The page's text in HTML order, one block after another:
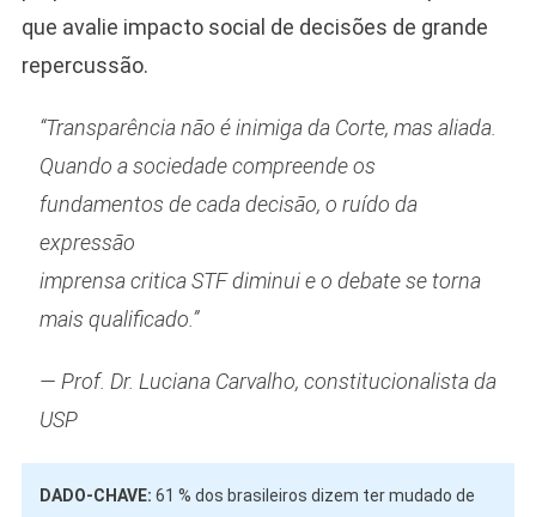
que avalie impacto social de decisões de grande
repercussão.
“Transparência não é inimiga da Corte, mas aliada.
Quando a sociedade compreende os
fundamentos de cada decisão, o ruído da
expressão
imprensa critica STFdiminui e o debate se torna
mais qualificado.”
— Prof. Dr. Luciana Carvalho, constitucionalista da
USP
DADO-CHAVE: 61 % dos brasileiros dizem ter mudado de